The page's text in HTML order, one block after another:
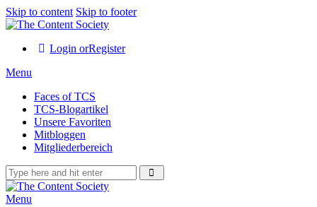
Skip to content Skip to footer
Login orRegister
Menu
Faces of TCS
TCS-Blogartikel
Unsere Favoriten
Mitbloggen
Mitgliederbereich
Menu